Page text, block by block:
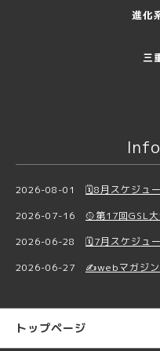
進化
三
2026-08-01
🗓️8月スケジュ
2026-07-16
🥎第17回GSL
2026-06-28
🗓️7月スケジュ
2026-06-27
✍️webマガジン
トップページ